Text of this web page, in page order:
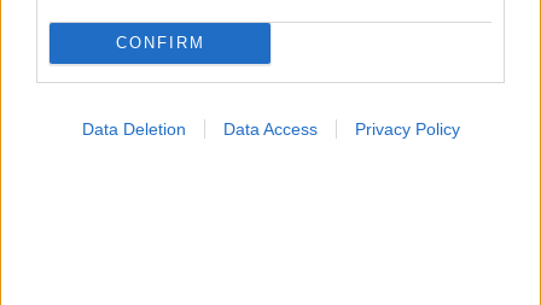
CONFIRM
Data Deletion Data Access Privacy Policy